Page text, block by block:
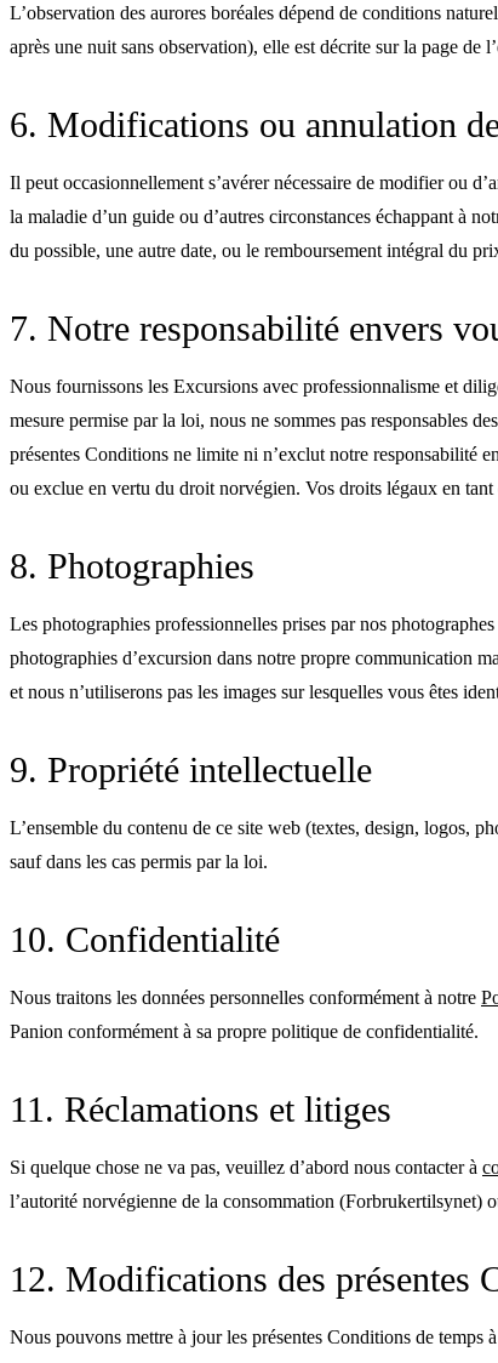
L’observation des aurores boréales dépend de conditions
après une nuit sans observation), elle est décrite sur la page de
6. Modifications ou annulation
Il peut occasionnellement s’avérer nécessaire de modifier ou
la maladie d’un guide ou d’autres circonstances échappant à
du possible, une autre date, ou le remboursement intégral du
7. Notre responsabilité envers
Nous fournissons les Excursions avec professionnalisme et
mesure permise par la loi, nous ne sommes pas responsables
présentes Conditions ne limite ni n’exclut notre responsabilité
ou exclue en vertu du droit norvégien. Vos droits légaux en tant
8. Photographies
Les photographies professionnelles prises par nos
photographies d’excursion dans notre propre communication
et nous n’utiliserons pas les images sur lesquelles vous êtes
9. Propriété intellectuelle
L’ensemble du contenu de ce site web (textes, design, logos,
sauf dans les cas permis par la loi.
10. Confidentialité
Nous traitons les données personnelles conformément à notre
Panion conformément à sa propre politique de confidentialité.
11. Réclamations et litiges
Si quelque chose ne va pas, veuillez d’abord nous contacter à
l’autorité norvégienne de la consommation (Forbrukertilsynet)
12. Modifications des présentes
Nous pouvons mettre à jour les présentes Conditions de